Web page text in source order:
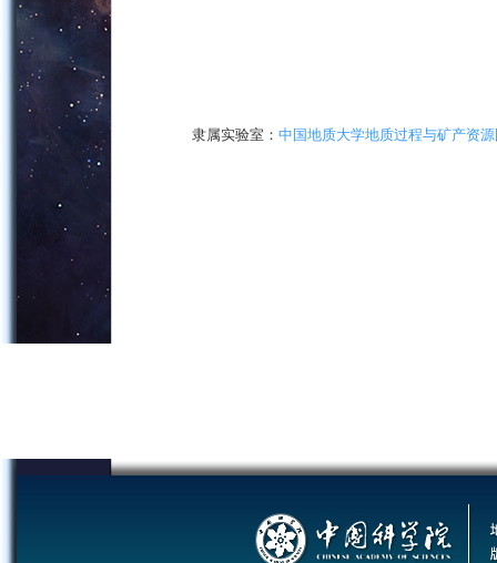
隶属实验室： 中国地质大学地质过程与矿产资